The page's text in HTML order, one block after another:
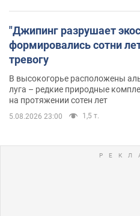
"Джипинг разрушает
формировались сотни
тревогу
В высокогорье расположены
луга – редкие природные
на протяжении сотен лет
5.08.2026 23:00 1,5 т.